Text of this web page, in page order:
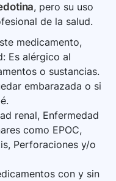
, pero su uso
de la salud.
medicamento,
Es alérgico al
o sustancias.
embarazada o si
renal, Enfermedad
como EPOC,
Perforaciones y/o
con y sin